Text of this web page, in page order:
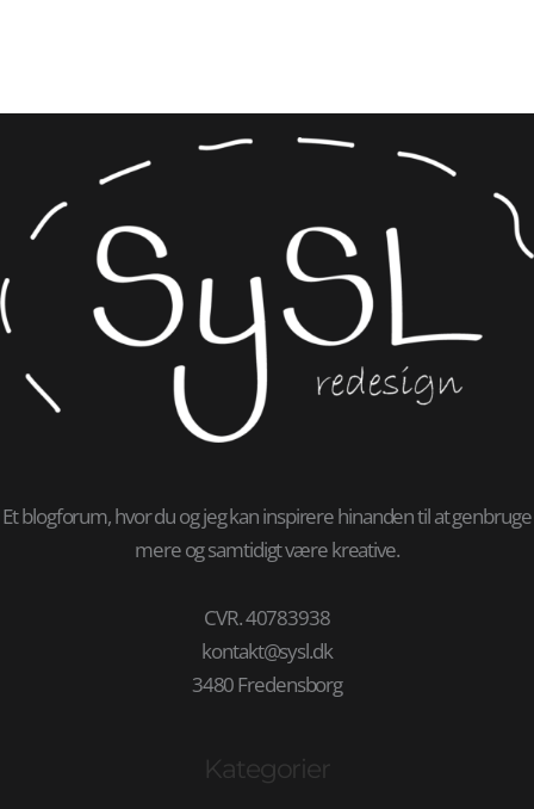
Et blogforum, hvor du og jeg kan inspirere hinanden til at genbruge
mere og samtidigt være kreative.
CVR. 40783938
kontakt@sysl.dk
3480 Fredensborg
Kategorier